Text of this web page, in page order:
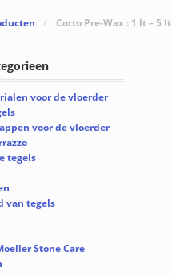
/ Cotto Pre-Wax : 1 lt – 5 lt
voor de vloerder
voor de vloerder
tegels
van tegels
Stone Care